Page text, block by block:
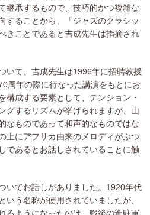
継承するもので、技巧的かつ複雑な
することから、「ジャズのクラシッ
きことであると吉成先生は指摘され
いて、吉成先生は1996年に招聘教授
周年の際に行なった講演をもとにお
構成する要素として、テンション・
グするリズムが挙げられますが、山
なものであって和声的なものではな
上にアフリカ由来のメロディがぶつ
であるとお話しされていることに触
いてお話しがありました。1920年代
いう名称が使用されていましたが、